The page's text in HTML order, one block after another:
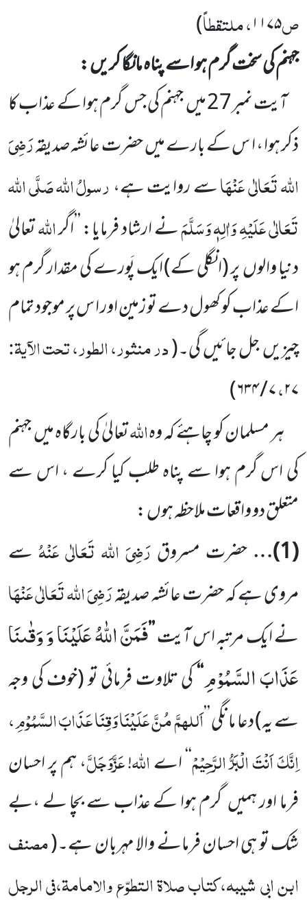
ص۱۱۷۵، ملتقطاً)
جہنم کی سخت گرم ہو اسے پناہ مانگا کریں :
آیت نمبر27میںجہنم کی جس گرم ہوا کے عذاب کا
ذکر ہوا ، ا س کے بارے میںحضرت عائشہ صدیقہرَضِیَ
اللہتَعَالٰی عَنْہَاسے روایت ہے،رسولُاللہصَلَّی اللہ
تَعَالٰی عَلَیْہِ وَاٰلِہٖ وَسَلَّمَنے ارشاد فرمایا: ’’اگراللہتعالیٰ
دنیا والوںپر(انگلیکے)ایک پَورے کی مقدار گرم ہو
اکے عذاب کو کھول دے تو زمین اور ا س پر موجود تمام
چیزیںجل جائیںگی۔(در منثور، الطور، تحت الآیۃ:
۲۷،۷/۶۳۴)
ہر مسلمان کو چاہئے کہ وہاللہتعالیٰ کی بارگاہ میںجہنم
کی اس گرم ہوا سے پناہ طلب کیا کرے ، اس سے
متعلق دو واقعات ملاحظہ ہوں :
(
1
)…حضرت مسروقرَضِیَ اللہ تَعَالٰی عَنْہُسے
مروی ہے کہ حضرت عائشہ صدیقہرَضِیَ اللہ تَعَالٰی عَنْہَا
نے ایک مرتبہ اسآیت’’فَمَنَّ اللّٰهُ عَلَیْنَا وَ وَقٰىنَا
عَذَابَ السَّمُوْمِ‘‘کی تلاوت فرمائی تو(خوف کی وجہ
سے یہ)دعا مانگی’’اَللہمَّمُنَّعَلَیْنَا وَقِنَا عَذَابَ السَّمُوْمِ ،
اِنَّکَ اَنْتَ الْبَرُّ الرَّحِیْمْ‘‘اےاللہ!عَزَّوَجَلَّ، ہم پر احسان
فرما اور ہمیںگرم ہوا کے عذاب سے بچا لے ،بے
شک تو ہی احسان فرمانے والا مہربان ہے۔(مصنف
ابن ابی شیبہ،کتاب صلاۃ التطوّع والامامۃ،فی الرجل